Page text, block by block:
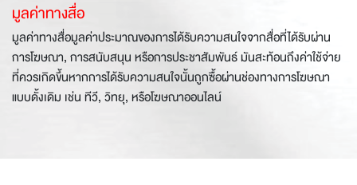
มูลค่าทางสื่อ
มูลค่าทางสื่อมูลค่าประมาณของการได้รับความสนใจจากสื่อที่ได้รับผ่าน
การโฆษณา, การสนับสนุน หรือการประชาสัมพันธ์ มันสะท้อนถึงค่าใช้จ่าย
ที่ควรเกิดขึ้นหากการได้รับความสนใจนั้นถูกซื้อผ่านช่องทางการโฆษณา
แบบดั้งเดิม เช่น ทีวี, วิทยุ, หรือโฆษณาออนไลน์